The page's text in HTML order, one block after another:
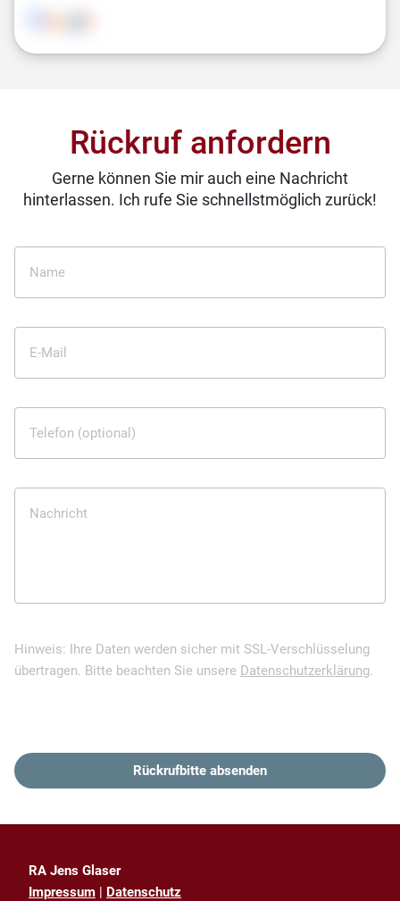
Rückruf anfordern
Gerne können Sie mir auch eine Nachricht
hinterlassen. Ich rufe Sie schnellstmöglich zurück!
Name
E-Mail
Telefon (optional)
Nachricht
Hinweis: Ihre Daten werden sicher mit SSL-Verschlüsselung
übertragen. Bitte beachten Sie unsere Datenschutzerklärung.
Rückrufbitte absenden
RA Jens Glaser
Impressum
Datenschutz